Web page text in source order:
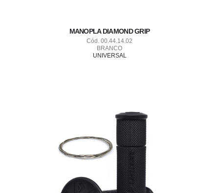
MANOPLA DIAMOND GRIP
Cód. 00.44.14.02
BRANCO
UNIVERSAL